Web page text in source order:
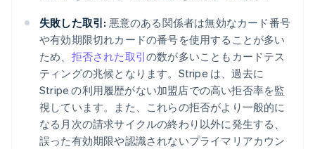
失敗した取引: 悪意のある関係者は無効なカード番号
や有効期限切れカードの番号を使用することが多い
ため、 拒否された取引の数が多いこともカードテス
ティングの兆候となります。Stripe は、過去に
Stripe の利用履歴がない加盟店での高い拒否率を監
視しています。また、これらの拒否がより一般的に
なる月次の請求サイクルの終わり以外に発生する、
誤った有効期限や認識されないプライマリアカウン